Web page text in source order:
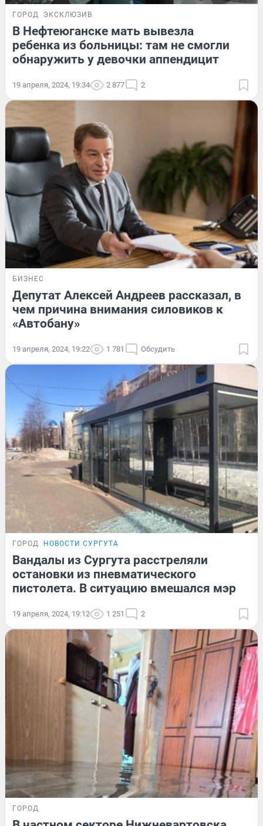
ГОРОД ЭКСКЛЮЗИВ
В Нефтеюганске мать вывезла
ребенка из больницы: там не смогли
обнаружить у девочки аппендицит
19 апреля, 2024, 19:34 2 877 2
БИЗНЕС
Депутат Алексей Андреев рассказал, в
чем причина внимания силовиков к
«Автобану»
19 апреля, 2024, 19:22 1 781 Обсудить
ГОРОД НОВОСТИ СУРГУТА
Вандалы из Сургута расстреляли
остановки из пневматического
пистолета. В ситуацию вмешался мэр
19 апреля, 2024, 19:12 1 251 2
ГОРОД